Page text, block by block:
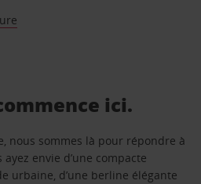
ici.
nous sommes là pour répondre à
envie d’une compacte
urbaine, d’une berline élégante